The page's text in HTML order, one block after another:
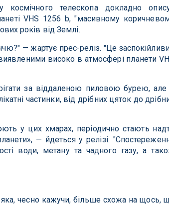
космічного телескопа докладно
VHS 1256 b, "масивному
років від Землі.
— жартує прес-реліз. "Це
високо в атмосфері планети
за віддаленою пиловою бурею, але
частинки, від дрібних цяток до
у цих хмарах, періодично стають
— йдеться у релізі.
води, метану та чадного газу, а
чесно кажучи, більше схожа на щось,